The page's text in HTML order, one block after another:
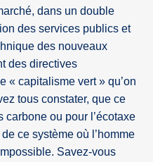
dans un double
des services publics et
des nouveaux
des directives
« capitalisme vert » qu’on
tous constater, que ce
carbone ou pour l’écotaxe
ce système où l’homme
Savez-vous